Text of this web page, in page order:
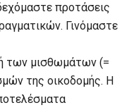
προτάσεις
Γινόμαστε
των μισθωμάτων (=
της οικοδομής. Η